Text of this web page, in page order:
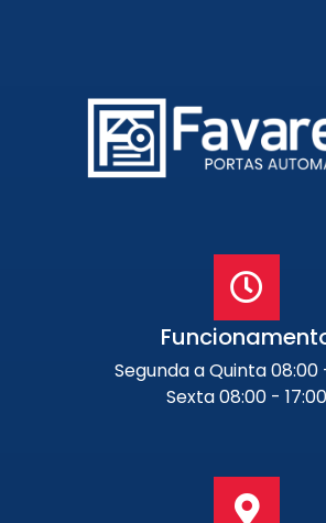
Segunda a Quinta 08:00
Sexta 08:00 - 17:00